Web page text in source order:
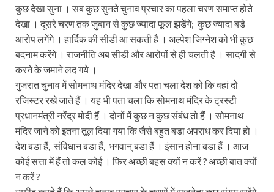
कुछ देखा सुना । सब कुछ सुनते चुनाव प्रचार का पहला चरण समाप्त होते
देखा । दूसरे चरण तक जुबान से कुछ ज्यादा फूल झडेंगे; कुछ ज्यादा बडे
आरोप लगेंगे । हार्दिक की सीडी आ सकती है । अल्पेश जिग्नेश को भी कुछ
बदनाम करेंगे । राजनीति अब सीडी और आरोपों से ही चलती है । सादगी से
करने के जमाने लद गये ।
गुजरात चुनाव में सोमनाथ मंदिर देखा और पता चला देश को कि वहां दो
रजिस्टर रखे जाते हैं । यह भी पता चला कि सोमनाथ मंदिर के ट्रस्टी
प्रधानमंत्री नरेंद्र मोदी हैं । दोनों में कुछ न कुछ संबंध तो हैंं । सोमनाथ
मंदिर जाने को इतना तूल दिया गया कि जैसे बहुत बडा अपराध कर दिया हो ।
देश बडा हैंं, संविधान बडा हैंं, भगवान् बडा हैंं । इंसान होना बडा हैंं । आज
कोई सत्ता में हैंं तो कल कोई । फिर अच्छी बहस क्यों न करें ? अच्छी बात क्यों
न करें ?